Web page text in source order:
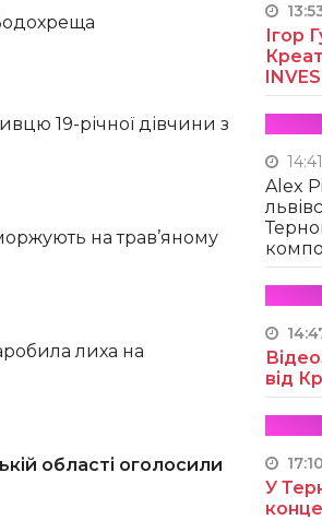
19-річної дівчини з
на трав’яному
лиха на
області оголосили
Ігор
14:41
Alex
від
17:10
У